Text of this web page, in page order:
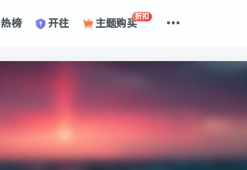
热榜 开往 主题购买
折扣